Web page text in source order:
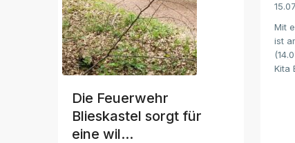
Die Feuerwehr
Blieskastel sorgt für
eine wil...
Mit
ist
Kita